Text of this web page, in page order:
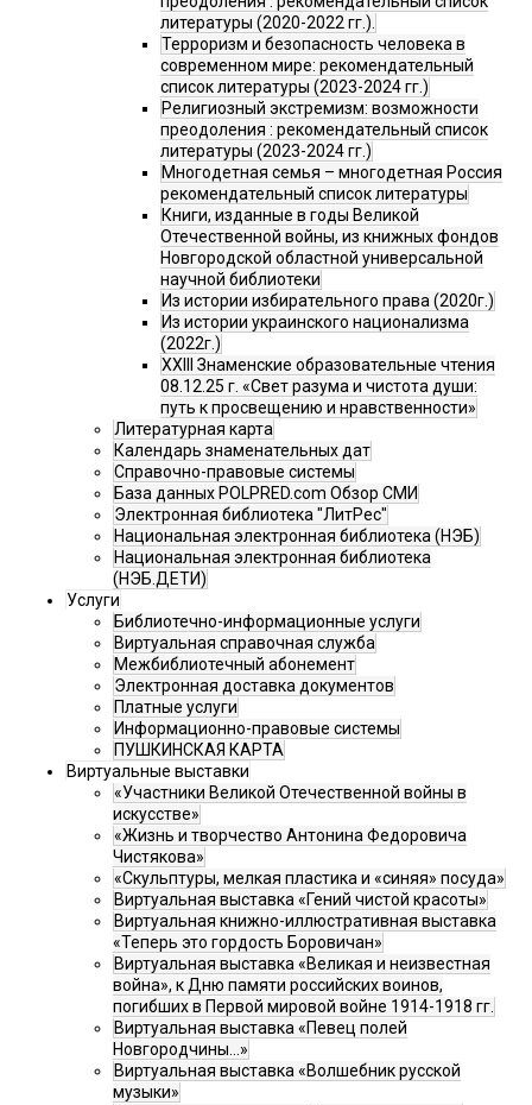
литературы (2020-2022 гг.).
Терроризм и безопасность человека в
современном мире: рекомендательный
список литературы (2023-2024 гг.)
Религиозный экстремизм: возможности
преодоления : рекомендательный список
литературы (2023-2024 гг.)
Многодетная семья – многодетная Россия
рекомендательный список литературы
Книги, изданные в годы Великой
Отечественной войны, из книжных фондов
Новгородской областной универсальной
научной библиотеки
Из истории избирательного права (2020г.)
Из истории украинского национализма
(2022г.)
XXIII Знаменские образовательные чтения
08.12.25 г. «Свет разума и чистота души:
путь к просвещению и нравственности»
Литературная карта
Календарь знаменательных дат
Справочно-правовые системы
База данных POLPRED.com Обзор СМИ
Электронная библиотека "ЛитРес"
Национальная электронная библиотека (НЭБ)
Национальная электронная библиотека
(НЭБ.ДЕТИ)
Услуги
Библиотечно-информационные услуги
Виртуальная справочная служба
Межбиблиотечный абонемент
Электронная доставка документов
Платные услуги
Информационно-правовые системы
ПУШКИНСКАЯ КАРТА
Виртуальные выставки
«Участники Великой Отечественной войны в
искусстве»
«Жизнь и творчество Антонина Федоровича
Чистякова»
«Скульптуры, мелкая пластика и «синяя» посуда»
Виртуальная выставка «Гений чистой красоты»
Виртуальная книжно-иллюстративная выставка
«Теперь это гордость Боровичан»
Виртуальная выставка «Великая и неизвестная
война», к Дню памяти российских воинов,
погибших в Первой мировой войне 1914-1918 гг.
Виртуальная выставка «Певец полей
Новгородчины…»
Виртуальная выставка «Волшебник русской
музыки»